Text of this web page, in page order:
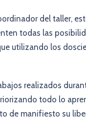
del taller,
todas las
utilizando los
realizados
todo lo
de manifiesto su